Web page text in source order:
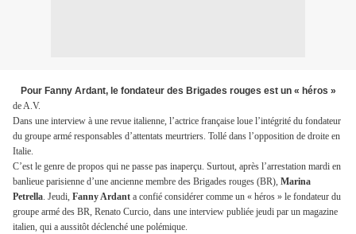
Pour Fanny Ardant, le fondateur des Brigades rouges est un « héros »
de A.V.
Dans une interview à une revue italienne, l’actrice française loue l’intégrité du fondateur
du groupe armé responsables d’attentats meurtriers. Tollé dans l’opposition de droite en
Italie.
C’est le genre de propos qui ne passe pas inaperçu. Surtout, après l’arrestation mardi en
banlieue parisienne d’une ancienne membre des Brigades rouges (BR), Marina
Petrella. Jeudi, Fanny Ardant a confié considérer comme un « héros » le fondateur du
groupe armé des BR, Renato Curcio, dans une interview publiée jeudi par un magazine
italien, qui a aussitôt déclenché une polémique.